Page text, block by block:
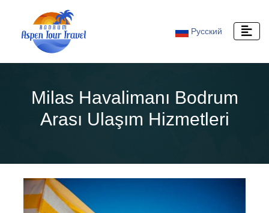
Русский
Milas Havalimanı Bodrum
Arası Ulaşım Hizmetleri